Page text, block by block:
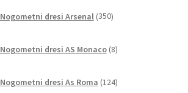
Nogometni dresi Arsenal 350izdelkov
Nogometni dresi AS Monaco 8izdelkov
Nogometni dresi As Roma 124izdelkov